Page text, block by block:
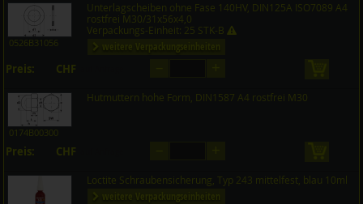
0526B31056
Unterlagscheiben ohne Fase 140HV, DIN125A ISO7089 A4
rostfrei M30/31x56x4,0
Verpackungs-Einheit: 25 STK-B
weitere Verpackungseinheiten
Preis: CHF
0174B00300
Hutmuttern hohe Form, DIN1587 A4 rostfrei M30
Preis: CHF
Loctite Schraubensicherung, Typ 243 mittelfest, blau 10ml
weitere Verpackungseinheiten